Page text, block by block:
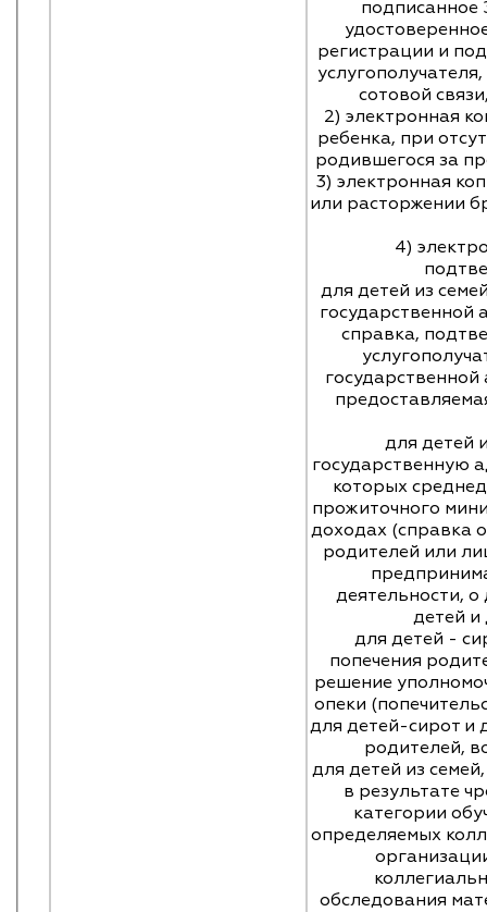
подписанное
регистрации и
сотовой
2) электронная
ребенка, при
родившегося за
3) электронная
или расторжении
4)
для детей из
справка,
для детей
государственную
которых
прожиточного
доходах (справка
родителей или
деятельности,
детей и
для детей -
попечения
решение
опеки
для детей-сирот и
родителей,
для детей из
в результате
категории
определяемых
обследования